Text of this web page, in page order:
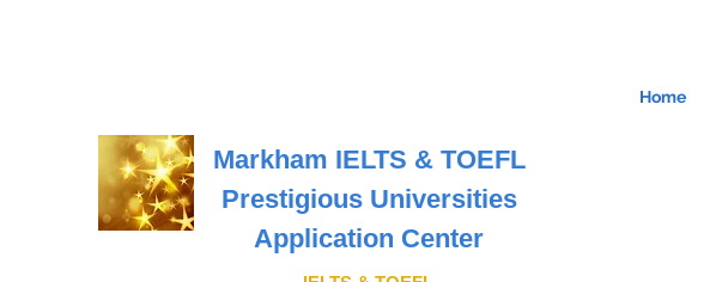
Markham IELTS & TOEFL
Prestigious Universities
Application Center
Home